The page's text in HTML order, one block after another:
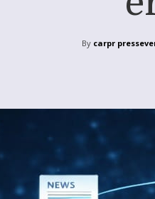
By carpr